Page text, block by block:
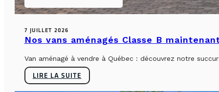
7 JUILLET 2026
Nos vans aménagés Classe B
Van aménagé à vendre à Québec : découvrez notre
LIRE LA SUITE